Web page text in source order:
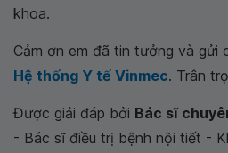
khoa.
Cảm ơn em đã tin tưởng và gửi
Hệ thống Y tế Vinmec. Trân
Được giải đáp bởi Bác sĩ
- Bác sĩ điều trị bệnh nội tiết -